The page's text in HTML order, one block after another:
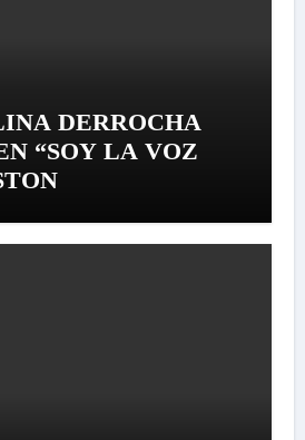
DERROCHA
“SOY LA VOZ